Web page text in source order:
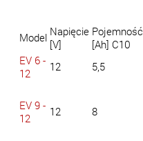
Model Napięcie
[V]
Pojemność
[Ah] C10
EV 6 -
12
12 5,5
EV 9 -
12
12 8